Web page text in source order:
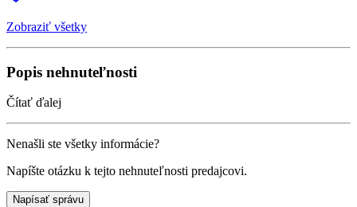
Zobraziť všetky
Popis nehnuteľnosti
Čítať ďalej
Nenašli ste všetky informácie?
Napíšte otázku k tejto nehnuteľnosti predajcovi.
Napísať správu